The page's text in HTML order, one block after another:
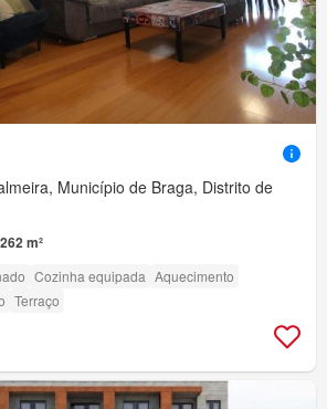
Município de Braga, Distrito de
262 m²
Cozinha equipada Aquecimento
Terraço